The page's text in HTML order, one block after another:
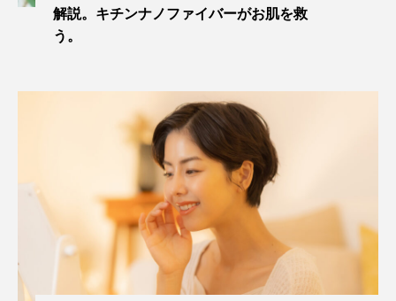
解説。キチンナノファイバーがお肌を救
う。